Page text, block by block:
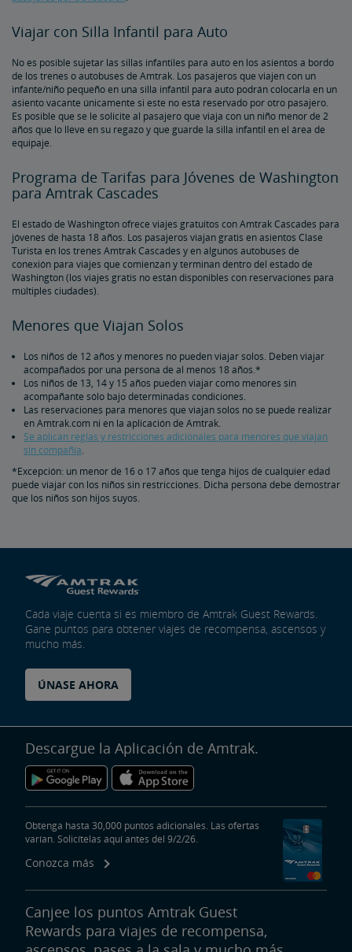
Viajar con Silla Infantil para Auto
No es posible sujetar las sillas infantiles para auto en los asientos a bordo
de los trenes o autobuses de Amtrak. Los pasajeros que viajen con un
infante/niño pequeño en una silla infantil para auto podrán colocarla en un
asiento vacante únicamente si este no está reservado por otro pasajero.
Es posible que se le solicite al pasajero que viaja con un niño menor de 2
años que lo lleve en su regazo y que guarde la silla infantil en el área de
equipaje.
Programa de Tarifas para Jóvenes de Washington
para Amtrak Cascades
El estado de Washington ofrece viajes gratuitos con Amtrak Cascades para
jóvenes de hasta 18 años. Los pasajeros viajan gratis en asientos Clase
Turista en los trenes Amtrak Cascades y en algunos autobuses de
conexión para viajes que comienzan y terminan dentro del estado de
Washington (los viajes gratis no están disponibles con reservaciones para
múltiples ciudades).
Menores que Viajan Solos
Los niños de 12 años y menores no pueden viajar solos. Deben viajar
acompañados por una persona de al menos 18 años.*
Los niños de 13, 14 y 15 años pueden viajar como menores sin
acompañante sólo bajo determinadas condiciones.
Las reservaciones para menores que viajan solos no se puede realizar
en Amtrak.com ni en la aplicación de Amtrak.
Se aplican reglas y restricciones adicionales para menores que viajan
sin compañía.
*Excepción: un menor de 16 o 17 años que tenga hijos de cualquier edad
puede viajar con los niños sin restricciones. Dicha persona debe demostrar
que los niños son hijos suyos.
Cada viaje cuenta si es miembro de Amtrak Guest Rewards.
Gane puntos para obtener viajes de recompensa, ascensos y
mucho más.
ÚNASE AHORA
Descargue la Aplicación de Amtrak.
Obtenga hasta 30,000 puntos adicionales. Las ofertas
varían. Solicítelas aquí antes del 9/2/26.
Conozca más
Canjee los puntos Amtrak Guest
Rewards para viajes de recompensa,